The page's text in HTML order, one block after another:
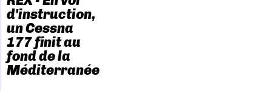
d'instruction,
un Cessna
177 finit au
fond de la
Méditerranée